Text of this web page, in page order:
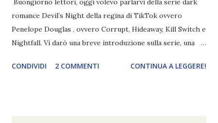
Buongiorno lettori, oggi volevo parlarvi della serie dark
romance Devil’s Night della regina di TikTok ovvero
Penelope Douglas , ovvero Corrupt, Hideaway, Kill Switch e
Nightfall. Vi darò una breve introduzione sulla serie, una
e anche un breve commento sui libri singoli. I libri sono in
CONDIVIDI 2 COMMENTI CONTINUA A LEGGERE!